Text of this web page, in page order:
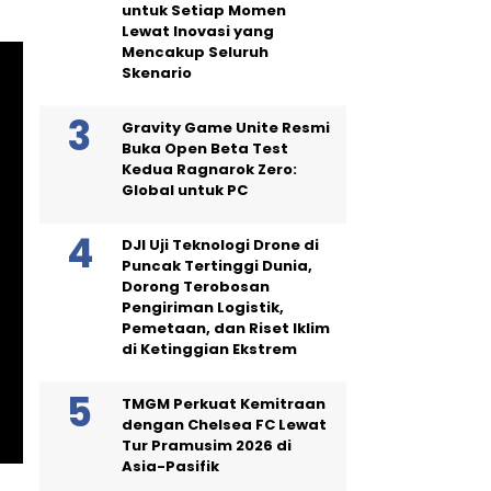
untuk Setiap Momen
Lewat Inovasi yang
Mencakup Seluruh
Skenario
Gravity Game Unite Resmi
Buka Open Beta Test
Kedua Ragnarok Zero:
Global untuk PC
DJI Uji Teknologi Drone di
Puncak Tertinggi Dunia,
Dorong Terobosan
Pengiriman Logistik,
Pemetaan, dan Riset Iklim
di Ketinggian Ekstrem
TMGM Perkuat Kemitraan
dengan Chelsea FC Lewat
Tur Pramusim 2026 di
Asia-Pasifik